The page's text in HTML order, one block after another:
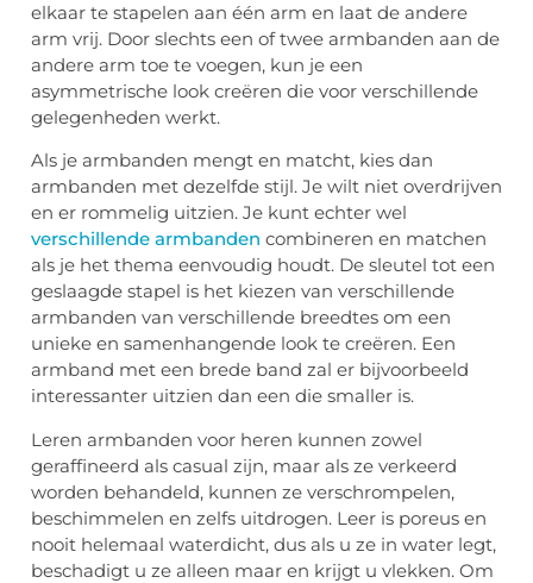
elkaar te stapelen aan één arm en laat de andere
arm vrij. Door slechts een of twee armbanden aan de
andere arm toe te voegen, kun je een
asymmetrische look creëren die voor verschillende
gelegenheden werkt.
Als je armbanden mengt en matcht, kies dan
armbanden met dezelfde stijl. Je wilt niet overdrijven
en er rommelig uitzien. Je kunt echter wel
verschillende armbanden combineren en matchen
als je het thema eenvoudig houdt. De sleutel tot een
geslaagde stapel is het kiezen van verschillende
armbanden van verschillende breedtes om een
unieke en samenhangende look te creëren. Een
armband met een brede band zal er bijvoorbeeld
interessanter uitzien dan een die smaller is.
Leren armbanden voor heren kunnen zowel
geraffineerd als casual zijn, maar als ze verkeerd
worden behandeld, kunnen ze verschrompelen,
beschimmelen en zelfs uitdrogen. Leer is poreus en
nooit helemaal waterdicht, dus als u ze in water legt,
beschadigt u ze alleen maar en krijgt u vlekken. Om